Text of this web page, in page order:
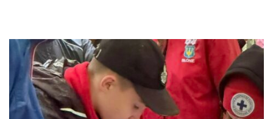
Czcionki
remove_circle_outline add_circle_outline